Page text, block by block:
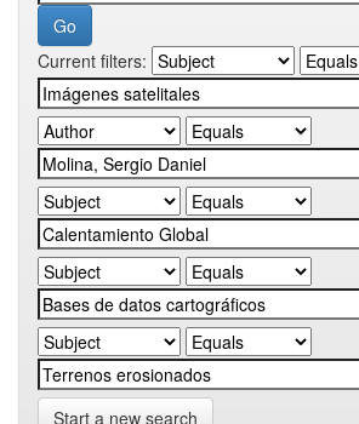
Current filters:
Start a new search